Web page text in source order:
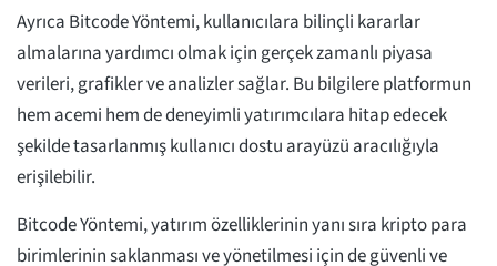
Ayrıca Bitcode Yöntemi, kullanıcılara bilinçli kararlar
almalarına yardımcı olmak için gerçek zamanlı piyasa
verileri, grafikler ve analizler sağlar. Bu bilgilere platformun
hem acemi hem de deneyimli yatırımcılara hitap edecek
şekilde tasarlanmış kullanıcı dostu arayüzü aracılığıyla
erişilebilir.
Bitcode Yöntemi, yatırım özelliklerinin yanı sıra kripto para
birimlerinin saklanması ve yönetilmesi için de güvenli ve